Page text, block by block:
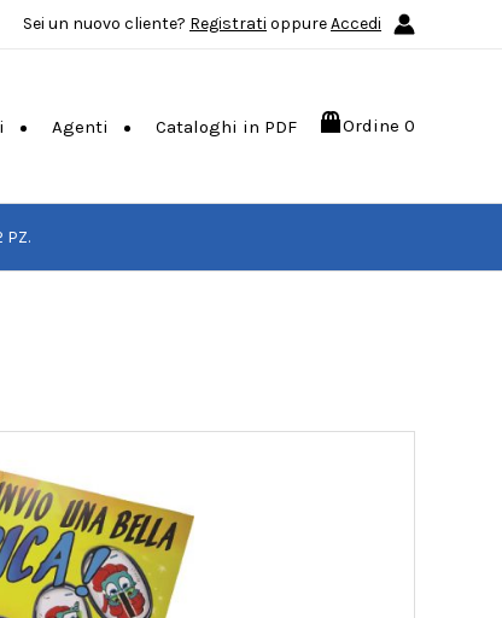
Sei un nuovo cliente? Registrati oppureAccedi
Agenti Cataloghi in PDF Ordine 0
PZ.